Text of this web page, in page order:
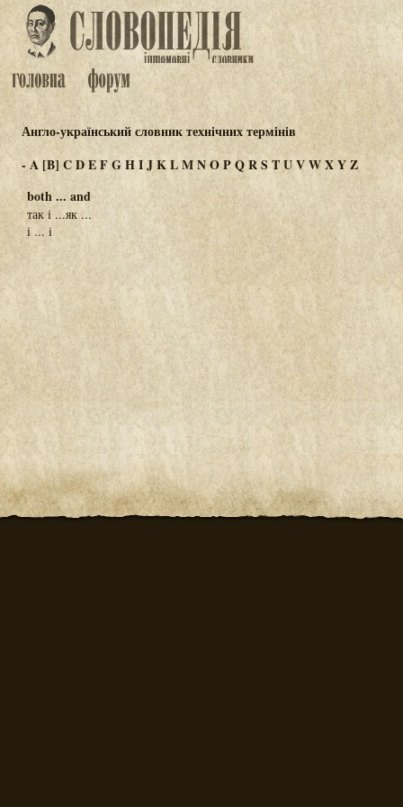
Англо-український словник технічних термінів
-A [B] CDEFGHIJKLMNOPQRSTUVWXYZ
both ... and
так і ...як ...
і ... i